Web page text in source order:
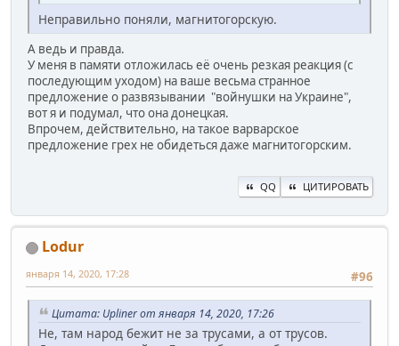
Неправильно поняли, магнитогорскую.
А ведь и правда.
У меня в памяти отложилась её очень резкая реакция (с
последующим уходом) на ваше весьма странное
предложение о развязывании "войнушки на Украине",
вот я и подумал, что она донецкая.
Впрочем, действительно, на такое варварское
предложение грех не обидеться даже магнитогорским.
QQ ЦИТИРОВАТЬ
Lodur
#96
января 14, 2020, 17:28
Цитата: Upliner от января 14, 2020, 17:26
Не, там народ бежит не за трусами, а от трусов.